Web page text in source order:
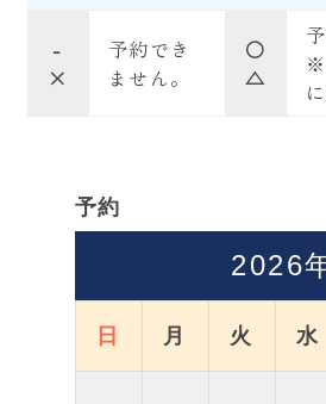
-
×
予約でき
ません。
〇
△
※
予約
2026
日 月 火 水